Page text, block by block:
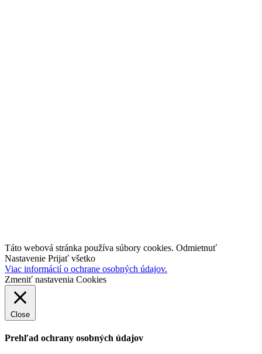
Táto webová stránka používa súbory cookies. Odmietnuť
Nastavenie Prijať všetko
Viac informácií o ochrane osobných údajov.
Zmeniť nastavenia Cookies
Close
Prehľad ochrany osobných údajov